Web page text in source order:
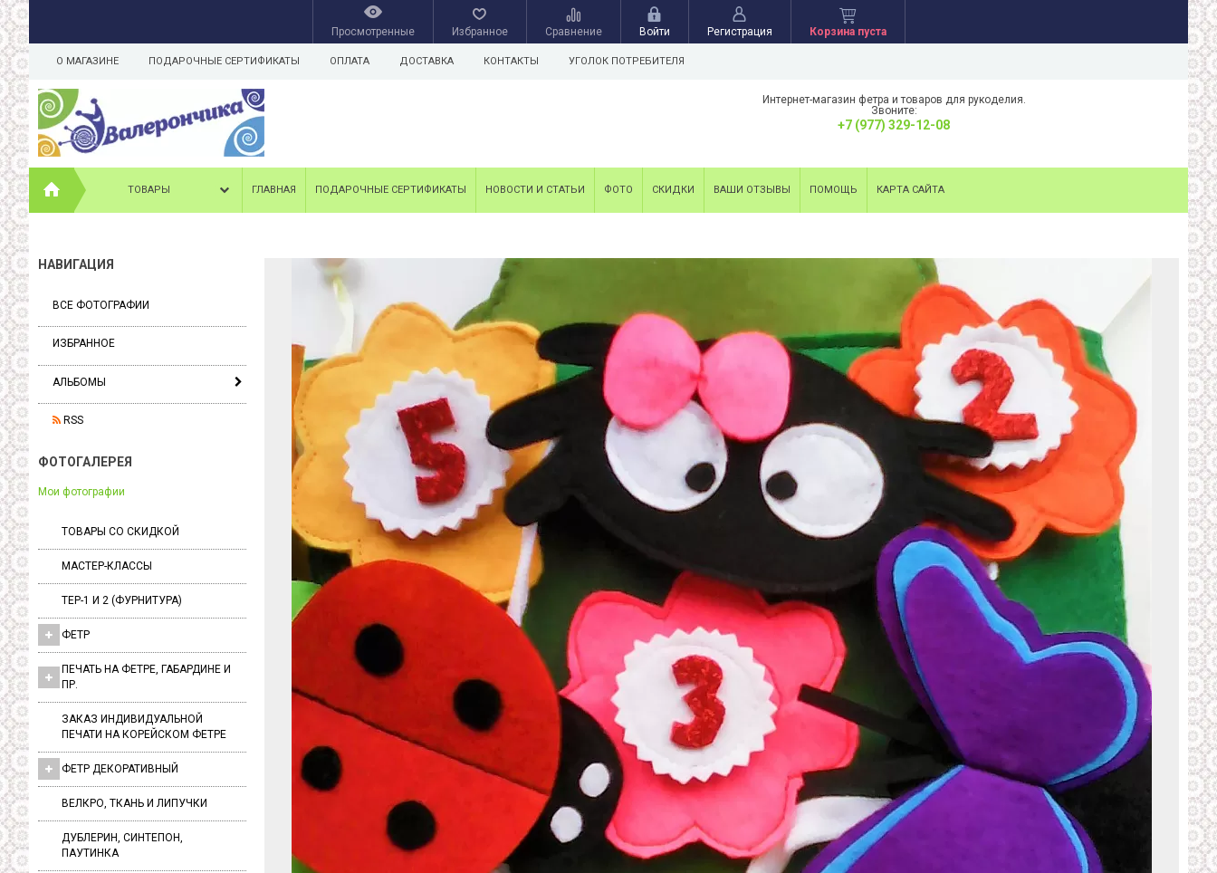
Просмотренные Избранное Сравнение Войти Регистрация Корзина пуста
О МАГАЗИНЕ ПОДАРОЧНЫЕ СЕРТИФИКАТЫ ОПЛАТА ДОСТАВКА КОНТАКТЫ УГОЛОК ПОТРЕБИТЕЛЯ
Интернет-магазин фетра и товаров для рукоделия.
Звоните:
+7 (977) 329-12-08
ТОВАРЫ ГЛАВНАЯ ПОДАРОЧНЫЕ СЕРТИФИКАТЫ НОВОСТИ И СТАТЬИ ФОТО СКИДКИ ВАШИ ОТЗЫВЫ ПОМОЩЬ КАРТА САЙТА
НАВИГАЦИЯ
ВСЕ ФОТОГРАФИИ
ИЗБРАННОЕ
АЛЬБОМЫ
RSS
ФОТОГАЛЕРЕЯ
Мои фотографии
ТОВАРЫ СО СКИДКОЙ
МАСТЕР-КЛАССЫ
ТЕР-1 И 2 (ФУРНИТУРА)
ФЕТР
ПЕЧАТЬ НА ФЕТРЕ, ГАБАРДИНЕ И
ПР.
ЗАКАЗ ИНДИВИДУАЛЬНОЙ
ПЕЧАТИ НА КОРЕЙСКОМ ФЕТРЕ
ФЕТР ДЕКОРАТИВНЫЙ
ВЕЛКРО, ТКАНЬ И ЛИПУЧКИ
ДУБЛЕРИН, СИНТЕПОН,
ПАУТИНКА